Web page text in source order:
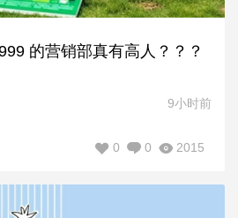
的营销部真有高人？？？
9小时前
2015
0
0